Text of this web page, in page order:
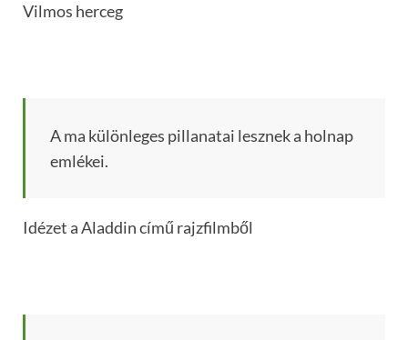
Vilmos herceg
A ma különleges pillanatai lesznek a holnap
emlékei.
Idézet a Aladdin című rajzfilmből